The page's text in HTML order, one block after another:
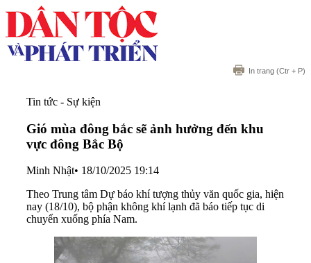
In trang (Ctr + P)
Tin tức - Sự kiện
Gió mùa đông bắc sẽ ảnh hưởng đến khu
vực đông Bắc Bộ
Minh Nhật• 18/10/2025 19:14
Theo Trung tâm Dự báo khí tượng thủy văn quốc gia, hiện
nay (18/10), bộ phận không khí lạnh đã báo tiếp tục di
chuyển xuống phía Nam.